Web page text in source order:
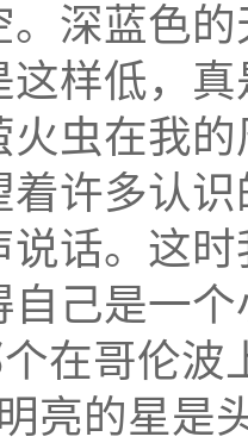
。深蓝色
这样低，
火虫在我
着许多认
说话。这
自己是一
在哥伦波
亮的星是